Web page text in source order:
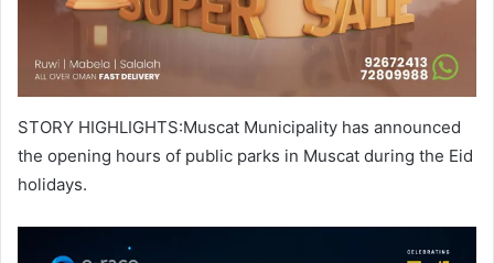
STORY HIGHLIGHTS:Muscat Municipality has announced
the opening hours of public parks in Muscat during the Eid
holidays.